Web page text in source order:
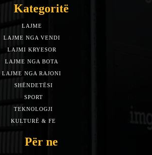
Kategoritë
LAJME
LAJME NGA VENDI
LAJMI KRYESOR
LAJME NGA BOTA
LAJME NGA RAJONI
SHËNDETËSI
SPORT
TEKNOLOGJI
KULTURË & FE
Për ne